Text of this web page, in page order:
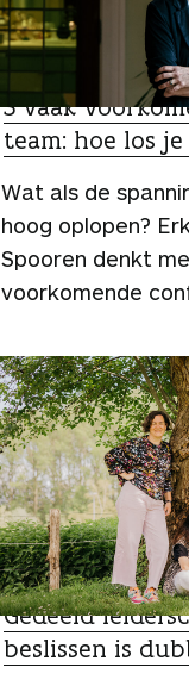
TIPS
5 vaak
team: hoe los je
Wat als de
hoog oplopen?
Spooren denkt
voorkomende
ZO DOEN ZIJ HET
Gedeeld
beslissen is